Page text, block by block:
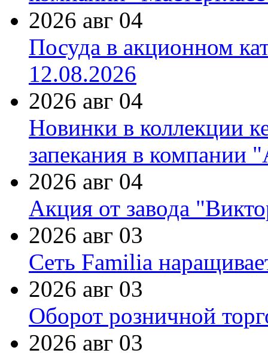
2026 авг 04
Посуда в акционном
12.08.2026
2026 авг 04
Новинки в коллекции
запекания в компании
2026 авг 04
Акция от завода
2026 авг 03
Сеть Familia
2026 авг 03
Оборот розничной
2026 авг 03